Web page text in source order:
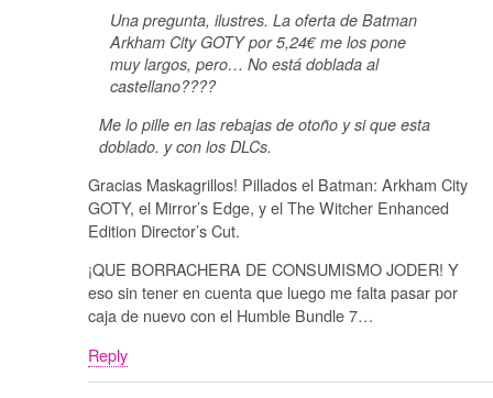
Una pregunta, ilustres. La oferta de Batman
Arkham City GOTY por 5,24€ me los pone
muy largos, pero… No está doblada al
castellano????
Me lo pille en las rebajas de otoño y si que esta
doblado. y con los DLCs.
Gracias Maskagrillos! Pillados el Batman: Arkham City
GOTY, el Mirror’s Edge, y el The Witcher Enhanced
Edition Director’s Cut.
¡QUE BORRACHERA DE CONSUMISMO JODER! Y
eso sin tener en cuenta que luego me falta pasar por
caja de nuevo con el Humble Bundle 7…
Reply